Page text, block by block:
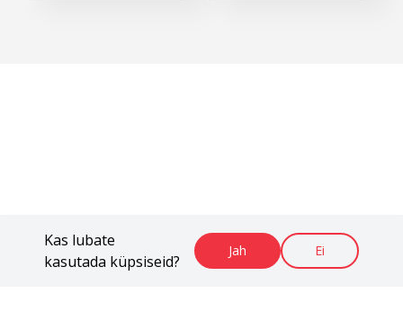
Kas lubate
kasutada küpsiseid?
Jah Ei